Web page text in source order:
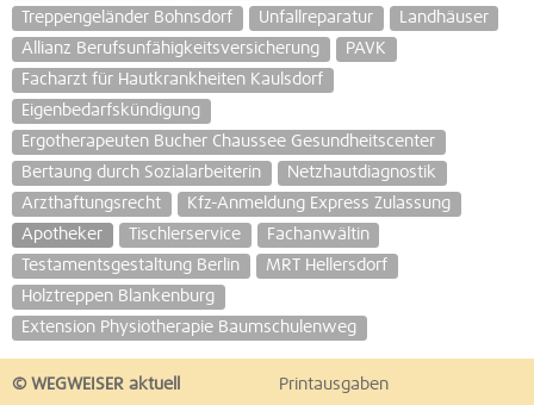
Treppengeländer Bohnsdorf
Unfallreparatur
Landhäuser
Allianz Berufsunfähigkeitsversicherung
PAVK
Facharzt für Hautkrankheiten Kaulsdorf
Eigenbedarfskündigung
Ergotherapeuten Bucher Chaussee Gesundheitscenter
Bertaung durch Sozialarbeiterin
Netzhautdiagnostik
Arzthaftungsrecht
Kfz-Anmeldung Express Zulassung
Apotheker
Tischlerservice
Fachanwältin
Testamentsgestaltung Berlin
MRT Hellersdorf
Holztreppen Blankenburg
Extension Physiotherapie Baumschulenweg
© WEGWEISER aktuell
Printausgaben